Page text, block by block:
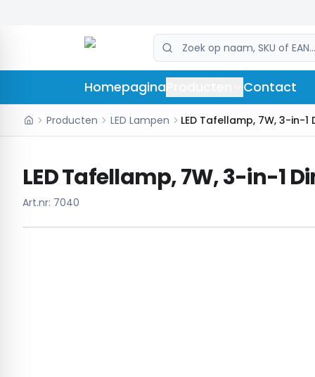
Homepagina Contact
Producten LED Lampen LED Tafellamp, 7W, 3-in-
LED Tafellamp, 7W, 3-in-1
Art.nr: 7040